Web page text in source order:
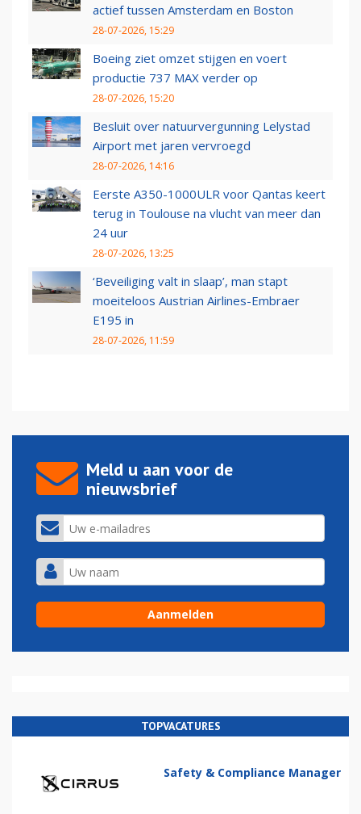
actief tussen Amsterdam en Boston
28-07-2026, 15:29
Boeing ziet omzet stijgen en voert
productie 737 MAX verder op
28-07-2026, 15:20
Besluit over natuurvergunning Lelystad
Airport met jaren vervroegd
28-07-2026, 14:16
Eerste A350-1000ULR voor Qantas keert
terug in Toulouse na vlucht van meer dan
24 uur
28-07-2026, 13:25
‘Beveiliging valt in slaap’, man stapt
moeiteloos Austrian Airlines-Embraer
E195 in
28-07-2026, 11:59
Meld u aan voor de
nieuwsbrief
TOPVACATURES
Safety & Compliance Manager